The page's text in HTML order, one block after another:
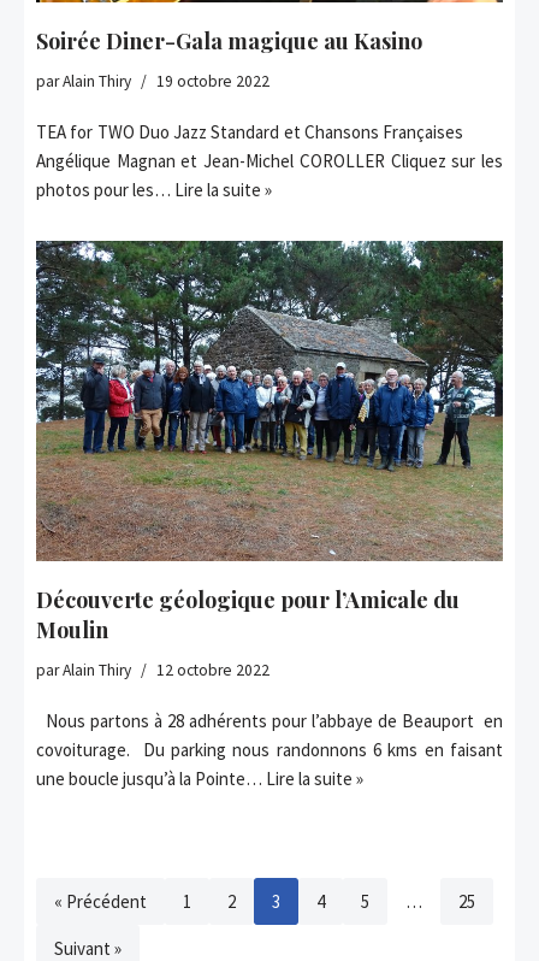
Soirée Diner-Gala magique au Kasino
parAlain Thiry 19 octobre 2022
TEA for TWO Duo Jazz Standard et Chansons Françaises
Angélique Magnan et Jean-Michel COROLLER Cliquez sur les
photos pour les… Lire la suite »
Découverte géologique pour l’Amicale du
Moulin
parAlain Thiry 12 octobre 2022
Nous partons à 28 adhérents pour l’abbaye de Beauport en
covoiturage. Du parking nous randonnons 6 kms en faisant
une boucle jusqu’à la Pointe… Lire la suite »
« Précédent 1 2 3 4 5 … 25
Suivant »